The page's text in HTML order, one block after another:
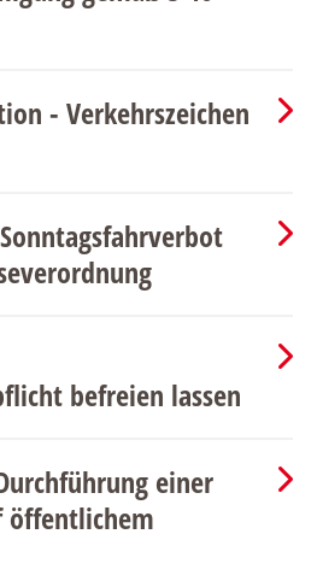
- Verkehrszeichen
befreien lassen
einer
öffentlichem